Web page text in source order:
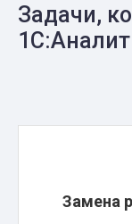
Задачи,
Замена